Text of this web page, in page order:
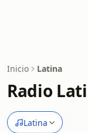
Inicio Latina
Radio
Latina